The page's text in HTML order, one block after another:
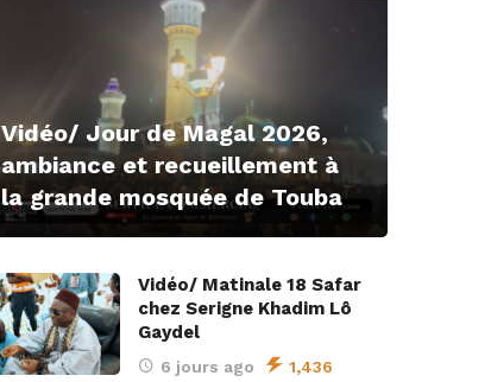
Vidéo/ Jour de Magal 2026,
ambiance et recueillement à
la grande mosquée de Touba
Vidéo/ Matinale 18 Safar
chez Serigne Khadim Lô
Gaydel
6 jours ago 1,436